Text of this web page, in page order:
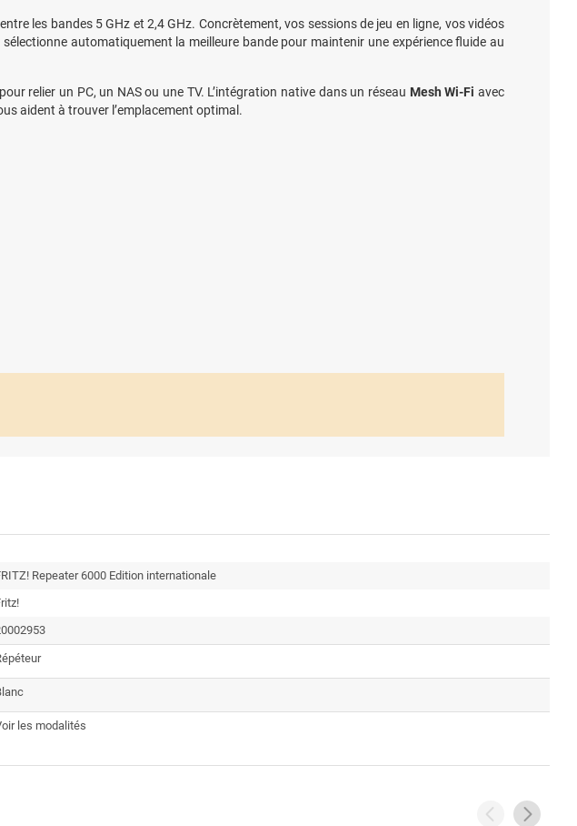
les bandes 5 GHz et 2,4 GHz. Concrètement, vos sessions de jeu en ligne, vos vidéos
sélectionne automatiquement la meilleure bande pour maintenir une expérience fluide au
relier un PC, un NAS ou une TV. L’intégration native dans un réseau Mesh Wi-Fi avec
aident à trouver l’emplacement optimal.
Repeater 6000 Edition internationale
les modalités